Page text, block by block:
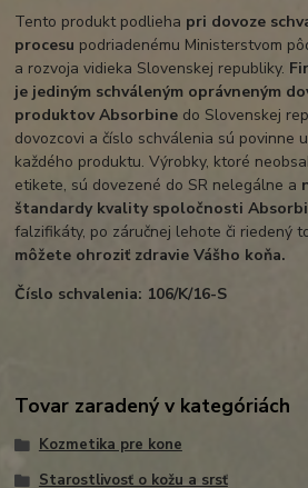
Tento produkt podlieha pri dovoze
procesu podriadenému Ministerstvom
a rozvoja vidieka Slovenskej republiky.
je jediným schváleným oprávneným
produktov Absorbine do Slovenskej
dovozcovi a číslo schválenia sú povinne
každého produktu. Výrobky, ktoré
etikete, sú dovezené do SR nelegálne a
štandardy kvality spoločnosti
falzifikáty, po záručnej lehote či riedený
môžete ohroziť zdravie Vášho koňa.
Číslo schvalenia: 106/K/16-S
Tovar zaradený v kategóriách
Kozmetika pre kone
Starostlivosť o kožu a srsť